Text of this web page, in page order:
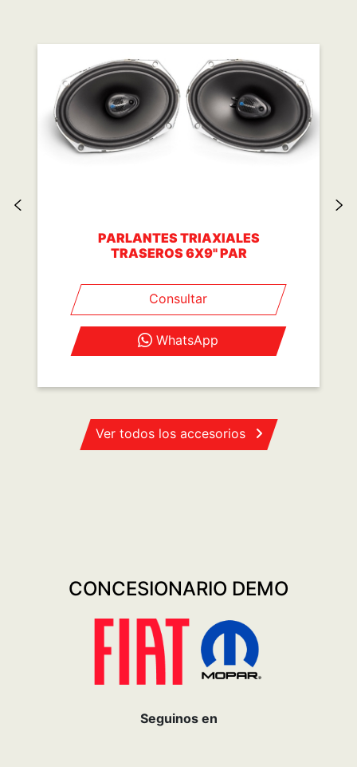
PARLANTES TRIAXIALES
TRASEROS 6X9" PAR
Consultar
WhatsApp
Ver todos los accesorios
CONCESIONARIO DEMO
Seguinos en